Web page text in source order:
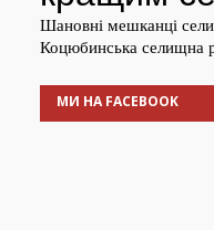
МИ НА FACEBOOK